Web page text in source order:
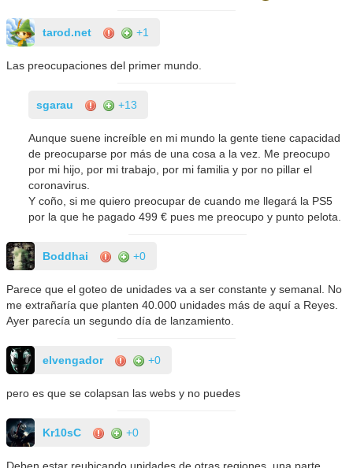
tarod.net +1
Las preocupaciones del primer mundo.
sgarau +13
Aunque suene increíble en mi mundo la gente tiene capacidad
de preocuparse por más de una cosa a la vez. Me preocupo
por mi hijo, por mi trabajo, por mi familia y por no pillar el
coronavirus.
Y coño, si me quiero preocupar de cuando me llegará la PS5
por la que he pagado 499 € pues me preocupo y punto pelota.
Boddhai +0
Parece que el goteo de unidades va a ser constante y semanal. No
me extrañaría que planten 40.000 unidades más de aquí a Reyes.
Ayer parecía un segundo día de lanzamiento.
elvengador +0
pero es que se colapsan las webs y no puedes
Kr10sC +0
Deben estar reubicando unidades de otras regiones, una parte